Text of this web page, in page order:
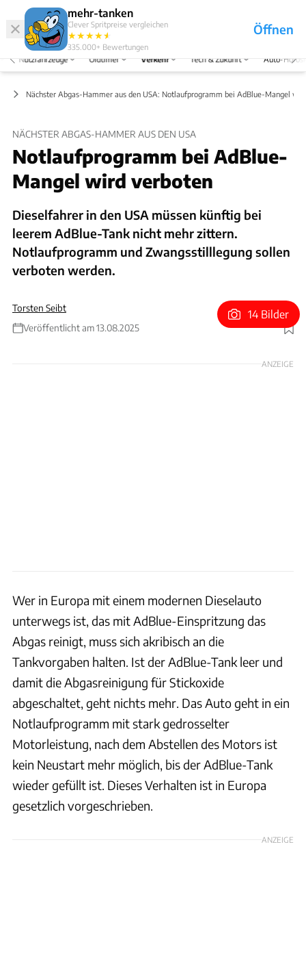
mehr-tanken
Clever Spritpreise vergleichen
★★★★★
★
335.000+ Bewertungen
Öffnen
Abo
Menü
Nutzfahrzeuge Oldtimer Verkehr Tech & Zukunft Auto-
Nächster Abgas-Hammer aus den USA: Notlaufprogramm bei AdBlue-Mangel
NÄCHSTER ABGAS-HAMMER AUS DEN USA
Notlaufprogramm bei AdBlue-
Mangel wird verboten
Dieselfahrer in den USA müssen künftig bei
leerem AdBlue-Tank nicht mehr zittern.
Notlaufprogramm und Zwangsstilllegung sollen
verboten werden.
Torsten Seibt
Veröffentlicht am 13.08.2025
Foto: Total / Daniel Kux / Patrick Lang
14 Bilder
ANZEIGE
Wer in Europa mit einem modernen Dieselauto
unterwegs ist, das mit AdBlue-Einspritzung das
Abgas reinigt, muss sich akribisch an die
Tankvorgaben halten. Ist der AdBlue-Tank leer und
damit die Abgasreinigung für Stickoxide
abgeschaltet, geht nichts mehr. Das Auto geht in ein
Notlaufprogramm mit stark gedrosselter
Motorleistung, nach dem Abstellen des Motors ist
kein Neustart mehr möglich, bis der AdBlue-Tank
wieder gefüllt ist. Dieses Verhalten ist in Europa
gesetzlich vorgeschrieben.
ANZEIGE